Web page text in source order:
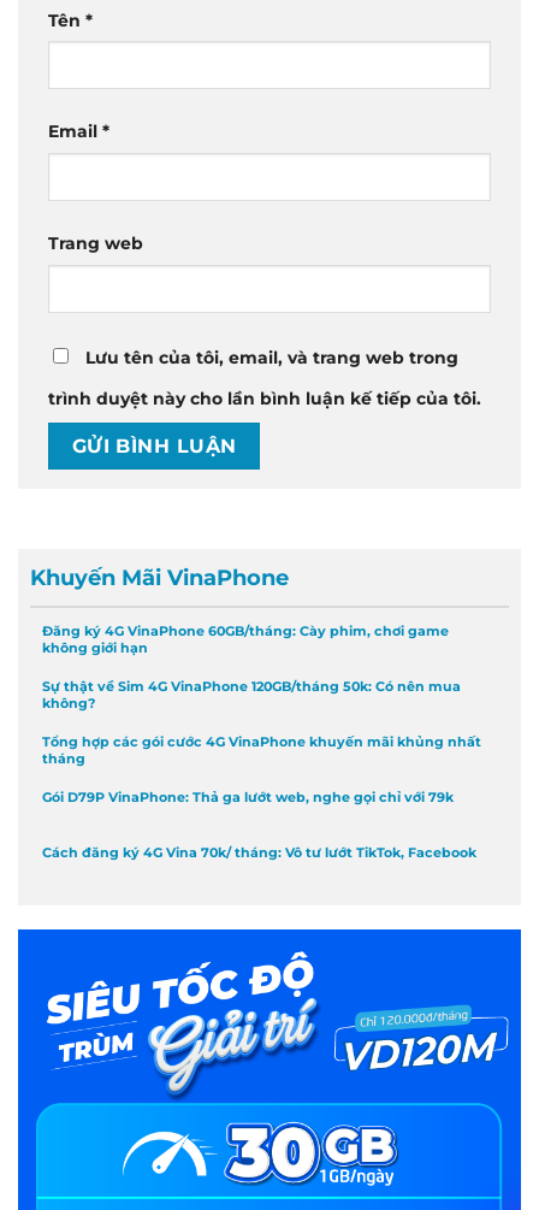
Tên *
Email *
Trang web
Lưu tên của tôi, email, và trang web trong
trình duyệt này cho lần bình luận kế tiếp của tôi.
Khuyến Mãi VinaPhone
Đăng ký 4G VinaPhone 60GB/tháng: Cày phim, chơi game
không giới hạn
Sự thật về Sim 4G VinaPhone 120GB/tháng 50k: Có nên mua
không?
Tổng hợp các gói cước 4G VinaPhone khuyến mãi khủng nhất
tháng
Gói D79P VinaPhone: Thả ga lướt web, nghe gọi chỉ với 79k
Cách đăng ký 4G Vina 70k/ tháng: Vô tư lướt TikTok, Facebook